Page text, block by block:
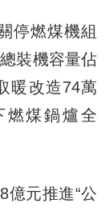
燃煤機組
裝機容量佔
暖改造74萬
燃煤鍋爐全
元推進“公